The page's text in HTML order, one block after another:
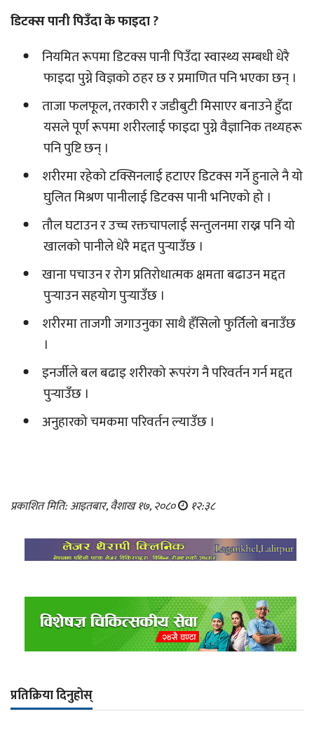
डिटक्स पानी पिउँदा के फाइदा ?
नियमित रूपमा डिटक्स पानी पिउँदा स्वास्थ्य सम्बधी धेरै
फाइदा पुग्ने विज्ञको ठहर छ र प्रमाणित पनि भएका छन् ।
ताजा फलफूल, तरकारी र जडीबुटी मिसाएर बनाउने हुँदा
यसले पूर्ण रूपमा शरीरलाई फाइदा पुग्ने वैज्ञानिक तथ्यहरू
पनि पुष्टि छन् ।
शरीरमा रहेको टक्सिनलाई हटाएर डिटक्स गर्ने हुनाले नै यो
घुलित मिश्रण पानीलाई डिटक्स पानी भनिएको हो ।
तौल घटाउन र उच्च रक्तचापलाई सन्तुलनमा राख्न पनि यो
खालको पानीले धेरै मद्दत पुर्‍याउँछ ।
खाना पचाउन र रोग प्रतिरोधात्मक क्षमता बढाउन मद्दत
पुर्‍याउन सहयोग पुर्‍याउँछ ।
शरीरमा ताजगी जगाउनुका साथै हँसिलो फुर्तिलो बनाउँछ
।
इनर्जीले बल बढाइ शरीरको रूपरंग नै परिवर्तन गर्न मद्दत
पुर्‍याउँछ ।
अनुहारको चमकमा परिवर्तन ल्याउँछ ।
प्रकाशित मिति: आइतबार, वैशाख १७, २०८० १२:३८
प्रतिक्रिया दिनुहोस्